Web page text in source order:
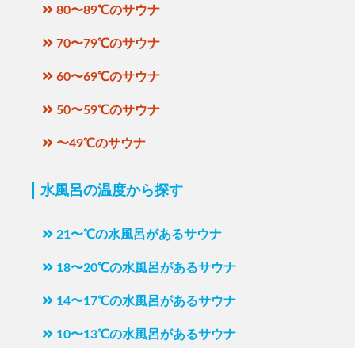
80〜89℃のサウナ
70〜79℃のサウナ
60〜69℃のサウナ
50〜59℃のサウナ
〜49℃のサウナ
水風呂の温度から探す
21〜℃の水風呂があるサウナ
18〜20℃の水風呂があるサウナ
14〜17℃の水風呂があるサウナ
10〜13℃の水風呂があるサウナ